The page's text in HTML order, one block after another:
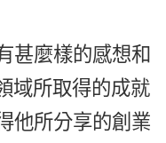
甚麼樣的感想和
域所取得的成就
他所分享的創業